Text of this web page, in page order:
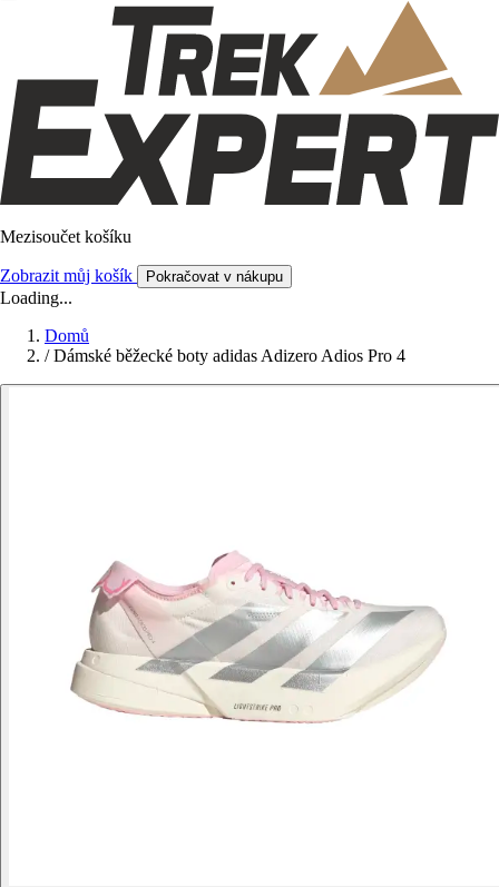
Mezisoučet košíku
Zobrazit můj košík Pokračovat v nákupu
Loading...
Domů
/ Dámské běžecké boty adidas Adizero Adios Pro 4